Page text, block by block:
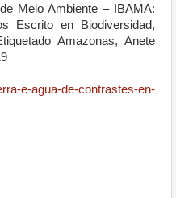
Meio Ambiente – IBAMA:
Escrito en Biodiversidad,
Amazonas, Anete
e-agua-de-contrastes-en-